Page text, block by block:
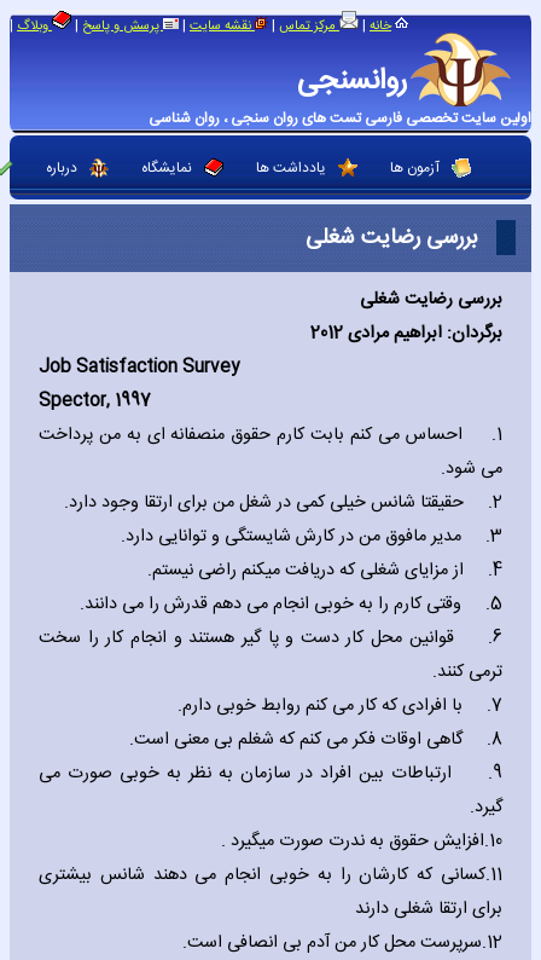
روانسنجی
اولین سایت تخصصی فارسی تست های روان سنجی ، روان شناسی
خانه | مرکز تماس | نقشه سایت | پرسش و پاسخ | وبلاگ |
آزمون ها یادداشت ها نمایشگاه درباره
بررسی رضایت شغلی
بررسی رضایت شغلی
برگردان: ابراهیم مرادی 2012
Job Satisfaction Survey
Spector‚ 1997
1.
احساس می کنم بابت کارم حقوق منصفانه ای به من پرداخت
می شود.
2.
حقیقتا شانس خیلی کمی در شغل من برای ارتقا وجود دارد.
3.
مدیر مافوق من در کارش شایستگی و توانایی دارد.
4.
از مزایای شغلی که دریافت میکنم راضی نیستم.
5.
وقتی کارم را به خوبی انجام می دهم قدرش را می دانند.
6.
قوانین محل کار دست و پا گیر هستند و انجام کار را سخت
ترمی کنند.
7.
با افرادی که کار می کنم روابط خوبی دارم.
8.
گاهی اوقات فکر می کنم که شغلم بی معنی است.
9.
ارتباطات بین افراد در سازمان به نظر به خوبی صورت می
گیرد.
10. افزایش حقوق به ندرت صورت میگیرد .
11. کسانی که کارشان را به خوبی انجام می دهند شانس بیشتری
برای ارتقا شغلی دارند
12. سرپرست محل کار من آدم بی انصافی است.